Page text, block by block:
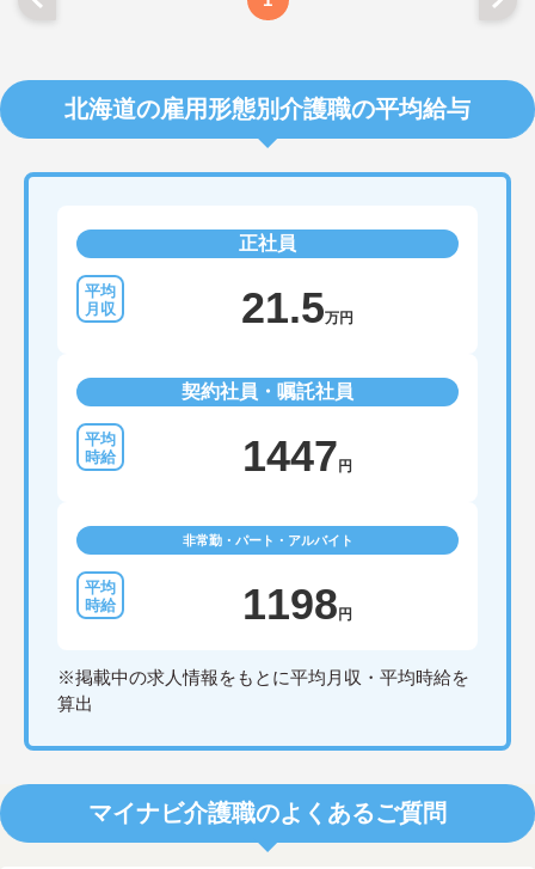
北海道の雇用形態別介護職の平均給与
正社員
21.5万円
契約社員・嘱託社員
1447 円
非常勤・パート・アルバイト
1198 円
※掲載中の求人情報をもとに平均月収・平均時給を
算出
マイナビ介護職のよくあるご質問